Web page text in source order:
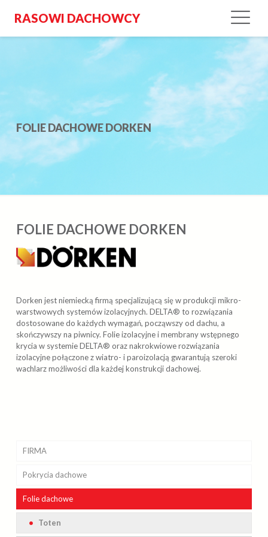
RASOWI DACHOWCY
FOLIE DACHOWE DORKEN
FOLIE DACHOWE DORKEN
Dorken jest niemiecką firmą specjalizującą się w produkcji mikro-
warstwowych systemów izolacyjnych. DELTA® to rozwiązania
dostosowane do każdych wymagań, począwszy od dachu, a
skończywszy na piwnicy. Folie izolacyjne i membrany wstępnego
krycia w systemie DELTA® oraz nakrokwiowe rozwiązania
izolacyjne połączone z wiatro- i paroizolacją gwarantują szeroki
wachlarz możliwości dla każdej konstrukcji dachowej.
FIRMA
Realizacje
Kosztorys i obmiary dachu
Galeria
Pokrycia dachowe
Betonowe
Braas
Bitumiczne
Foliedachowe
Toten